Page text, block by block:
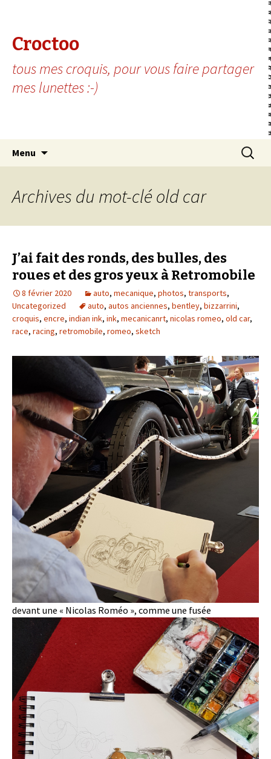
Croctoo
tous mes croquis, pour vous faire partager
mes lunettes :-)
Menu
Archives du mot-clé old car
J’ai fait des ronds, des bulles, des
roues et des gros yeux à Retromobile
8 février 2020 auto, mecanique, photos, transports,
Uncategorized
auto, autos anciennes, bentley, bizzarrini,
croquis, encre, indian ink, ink, mecanicanrt, nicolas romeo, old car,
race, racing, retromobile, romeo, sketch
devant une « Nicolas Roméo », comme une fusée